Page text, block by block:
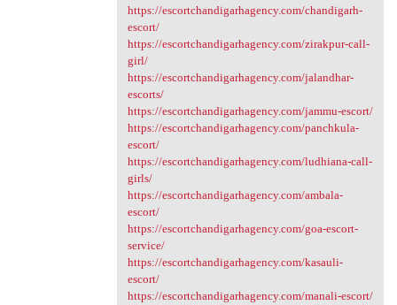
https://escortchandigarhagency.com/chandigarh-
escort/
https://escortchandigarhagency.com/zirakpur-call-
girl/
https://escortchandigarhagency.com/jalandhar-
escorts/
https://escortchandigarhagency.com/jammu-escort/
https://escortchandigarhagency.com/panchkula-
escort/
https://escortchandigarhagency.com/ludhiana-call-
girls/
https://escortchandigarhagency.com/ambala-
escort/
https://escortchandigarhagency.com/goa-escort-
service/
https://escortchandigarhagency.com/kasauli-
escort/
https://escortchandigarhagency.com/manali-escort/